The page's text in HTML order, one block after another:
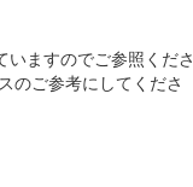
いますのでご参照くださ
のご参考にしてくださ